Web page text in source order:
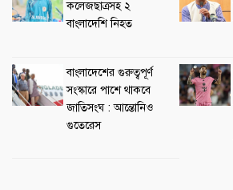
কলেজছাত্রসহ ২
বাংলাদেশি নিহত
বাংলাদেশের গুরুত্বপূর্ণ
সংস্কারে পাশে থাকবে
জাতিসংঘ : আন্তোনিও
গুতেরেস